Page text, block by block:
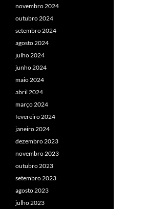
novembro 2024
outubro 2024
setembro 2024
agosto 2024
julho 2024
junho 2024
maio 2024
abril 2024
março 2024
fevereiro 2024
janeiro 2024
dezembro 2023
novembro 2023
outubro 2023
setembro 2023
agosto 2023
julho 2023